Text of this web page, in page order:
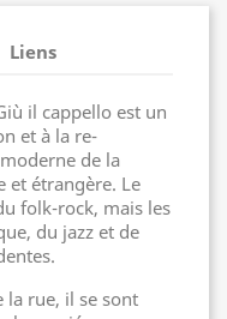
Liens
il cappello est un
et à la re-
de la
et étrangère. Le
folk-rock, mais les
du jazz et de
la rue, il se sont